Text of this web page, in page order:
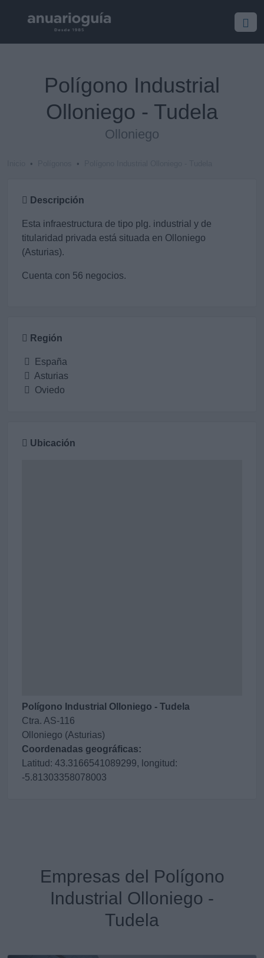
Polígono Industrial
Olloniego - Tudela
Olloniego
Descripción
Esta infraestructura de tipo plg. industrial y de
titularidad privada está situada en Olloniego
(Asturias).
Cuenta con 56 negocios.
Región
España
Asturias
Oviedo
Ubicación
Polígono Industrial Olloniego - Tudela
Ctra. AS-116
Olloniego (Asturias)
Coordenadas geográficas:
Latitud: 43.3166541089299, longitud:
-5.81303358078003
Empresas del Polígono
Industrial Olloniego -
Tudela